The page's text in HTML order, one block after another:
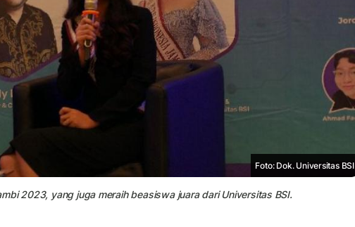
Foto: Dok. Universitas BSI
2023, yang juga meraih beasiswa juara dari Universitas BSI.